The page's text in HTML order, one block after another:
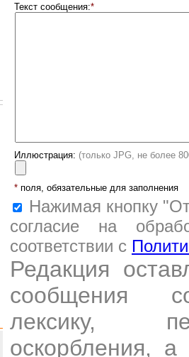
Текст сообщения:*
Иллюстрация: (только JPG, не более
* поля, обязательные для заполнения
Нажимая кнопку
согласие на
соответствии с
Редакция
сообщения
лексику,
оскорбления,